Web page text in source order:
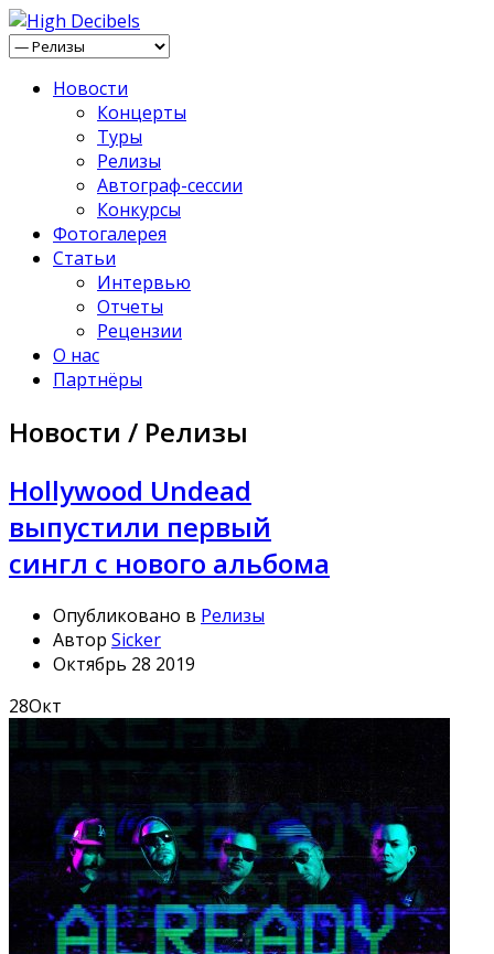
Новости
Концерты
Туры
Релизы
Автограф-сессии
Конкурсы
Фотогалерея
Статьи
Интервью
Отчеты
Рецензии
О нас
Партнёры
Новости / Релизы
Hollywood Undead
выпустили первый
сингл с нового альбома
Опубликовано в Релизы
Автор Sicker
Октябрь 28 2019
28Окт